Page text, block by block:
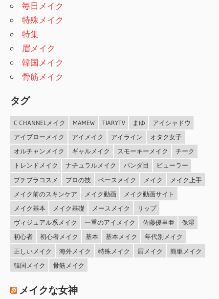
毎日メイク
特殊メイク
特集
眉メイク
韓国メイク
骨筋メイク
タグ
C CHANNELメイク MAMEW TIARYTV まゆ
アイシャドウ
アイブローメイク
アイメイク アイライン
オタク女子
オルチャンメイク
ギャルメイク スモーキーメイク
チーク
トレンドメイク
ナチュラルメイク パンダ目
ビューラー
プチプラコスメ
プロの技 ベースメイク メイク
メイク上手
メイク前のスキンケア
メイク動画
メイク動画サイト
メイク基本
メイク基礎 メースメイク
リップ
ヴィジュアル系メイク
一重のアイメイク 佐藤優里亜
保湿
初心者
初心者メイク 基本 基本メイク
年代別メイク
正しいメイク
海外メイク 特殊メイク 眉メイク
簡単メイク
韓国メイク
骨筋メイク
メイクな女神